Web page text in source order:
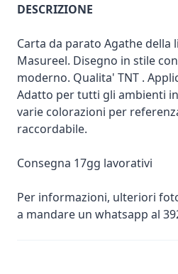
DESCRIZIONE
Carta da parato Agathe della
Masureel. Disegno in stile
moderno. Qualita' TNT .
Adatto per tutti gli ambienti
varie colorazioni per
raccordabile.
Consegna 17gg lavorativi
Per informazioni, ulteriori
a mandare un whatsapp al